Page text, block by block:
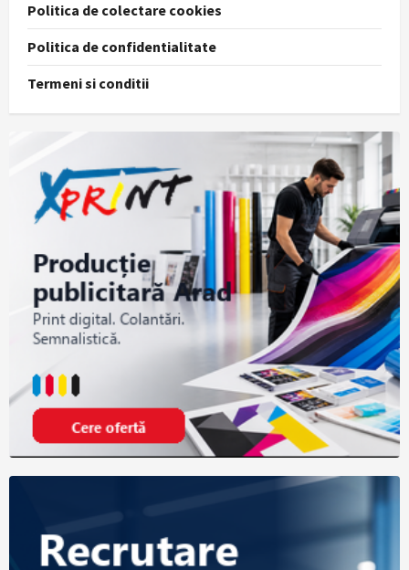
Politica de colectare cookies
Politica de confidentialitate
Termeni si conditii